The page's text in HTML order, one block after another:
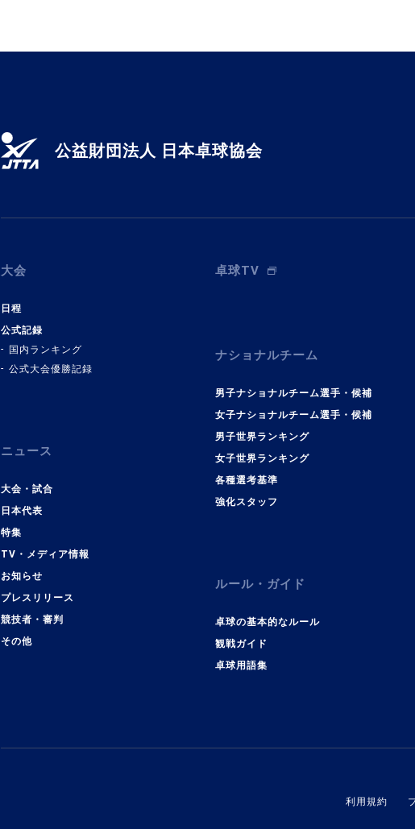
公益財団法人 日本卓球協会
大会
日程
公式記録
国内ランキング
公式大会優勝記録
ニュース
大会・試合
日本代表
特集
TV・メディア情報
お知らせ
プレスリリース
競技者・審判
その他
卓球TV
ナショナルチーム
男子ナショナルチーム選手・候補
女子ナショナルチーム選手・候補
男子世界ランキング
女子世界ランキング
各種選考基準
強化スタッフ
ルール・ガイド
卓球の基本的なルール
観戦ガイド
卓球用語集
利用規約